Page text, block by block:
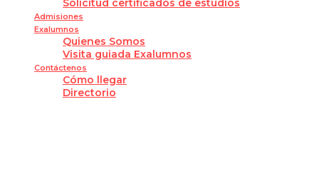
Solicitud certificados de estudios
Admisiones
Exalumnos
Quienes Somos
Visita guiada Exalumnos
Contáctenos
Cómo llegar
Directorio